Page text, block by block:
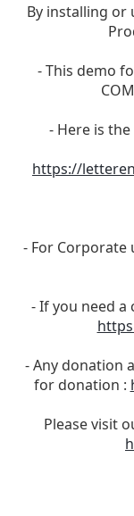
By installing or
- This demo
- Here is
https://
- For Corporate
- If you need a
- Any donation
for donation :
Please visit